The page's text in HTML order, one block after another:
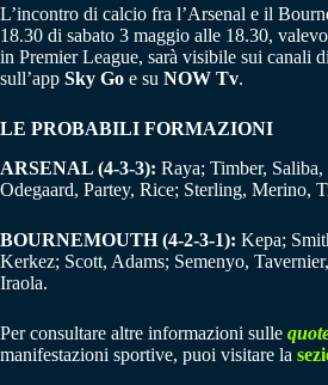
L’incontro di calcio fra l’Arsenal e il
18.30 di sabato 3 maggio alle 18.30,
in Premier League, sarà visibile sui canali di
sull’app Sky Go e su NOW Tv.
LE PROBABILI FORMAZIONI
ARSENAL (4-3-3): Raya; Timber,
Odegaard, Partey, Rice; Sterling, Merino,
BOURNEMOUTH (4-2-3-1): Kepa;
Kerkez; Scott, Adams; Semenyo,
Iraola.
Per consultare altre informazioni sulle
manifestazioni sportive, puoi visitare la